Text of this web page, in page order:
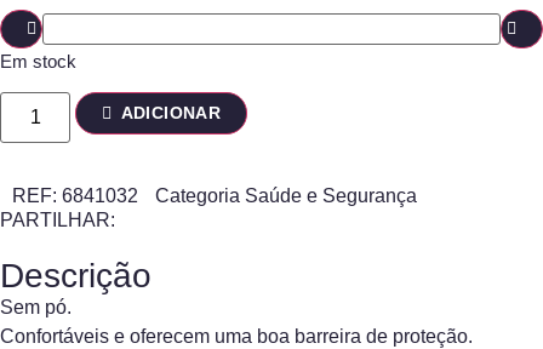
Em stock
ADICIONAR
REF: 6841032 Categoria Saúde e Segurança
PARTILHAR:
Descrição
Sem pó.
Confortáveis e oferecem uma boa barreira de proteção.